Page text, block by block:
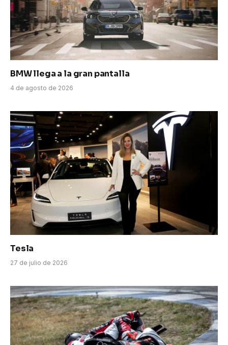
BMW llega a la gran pantalla
4 de agosto de 2026
Tesla
27 de julio de 2026